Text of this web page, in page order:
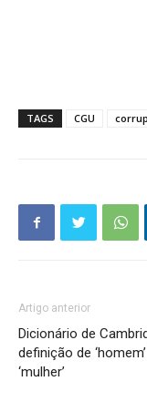
TAGS CGU
Artigo anterior
Dicionário de
definição de
‘mulher’